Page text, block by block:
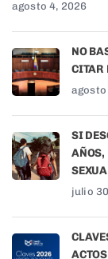
agosto 4, 2026
NO
CITAR
agosto
SI
AÑOS,
julio